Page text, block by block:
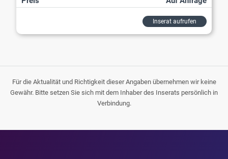
Inserat aufrufen
Für die Aktualität und Richtigkeit dieser Angaben übernehmen wir keine
Gewähr. Bitte setzen Sie sich mit dem Inhaber des Inserats persönlich in
Verbindung.